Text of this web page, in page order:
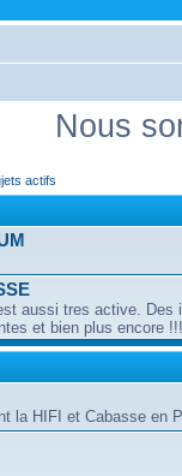
Nous
actifs
aussi tres active. Des
et bien plus encore !!!
la HIFI et Cabasse en